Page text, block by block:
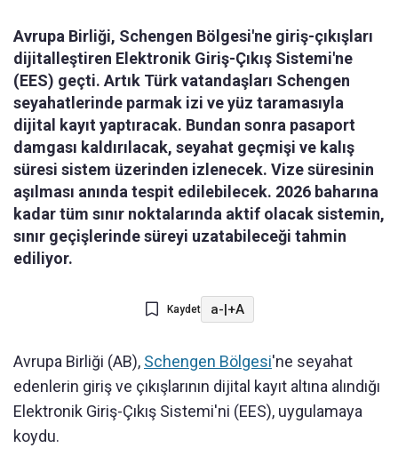
Avrupa Birliği, Schengen Bölgesi'ne giriş-çıkışları
dijitalleştiren Elektronik Giriş-Çıkış Sistemi'ne
(EES) geçti. Artık Türk vatandaşları Schengen
seyahatlerinde parmak izi ve yüz taramasıyla
dijital kayıt yaptıracak. Bundan sonra pasaport
damgası kaldırılacak, seyahat geçmişi ve kalış
süresi sistem üzerinden izlenecek. Vize süresinin
aşılması anında tespit edilebilecek. 2026 baharına
kadar tüm sınır noktalarında aktif olacak sistemin,
sınır geçişlerinde süreyi uzatabileceği tahmin
ediliyor.
Kaydet a-|+A
Avrupa Birliği (AB), Schengen Bölgesi'ne seyahat
edenlerin giriş ve çıkışlarının dijital kayıt altına alındığı
Elektronik Giriş-Çıkış Sistemi'ni (EES), uygulamaya
koydu.